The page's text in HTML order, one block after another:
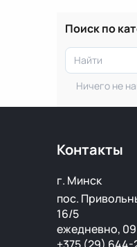
Поиск по
Ничего не
Контакты
г. Минск
пос.
16/5
ежедневно,